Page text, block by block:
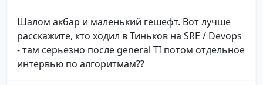
Шалом акбар и маленький гешефт. Вот лучше
расскажите, кто ходил в Тиньков на SRE / Devops
- там серьезно после general TI потом отдельное
интервью по алгоритмам??